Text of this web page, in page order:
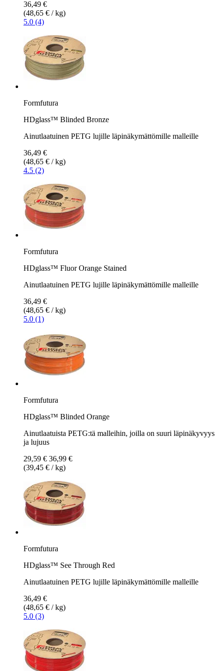
36,49 €
(48,65 € / kg)
5.0 (4)
Formfutura
HDglass™ Blinded Bronze
Ainutlaatuinen PETG lujille läpinäkymättömille malleille
36,49 €
(48,65 € / kg)
4.5 (2)
Formfutura
HDglass™ Fluor Orange Stained
Ainutlaatuinen PETG lujille läpinäkymättömille malleille
36,49 €
(48,65 € / kg)
5.0 (1)
Formfutura
HDglass™ Blinded Orange
Ainutlaatuista PETG:tä malleihin, joilla on suuri läpinäkyvyys
ja lujuus
29,59 € 36,99 €
(39,45 € / kg)
Formfutura
HDglass™ See Through Red
Ainutlaatuinen PETG lujille läpinäkymättömille malleille
36,49 €
(48,65 € / kg)
5.0 (3)